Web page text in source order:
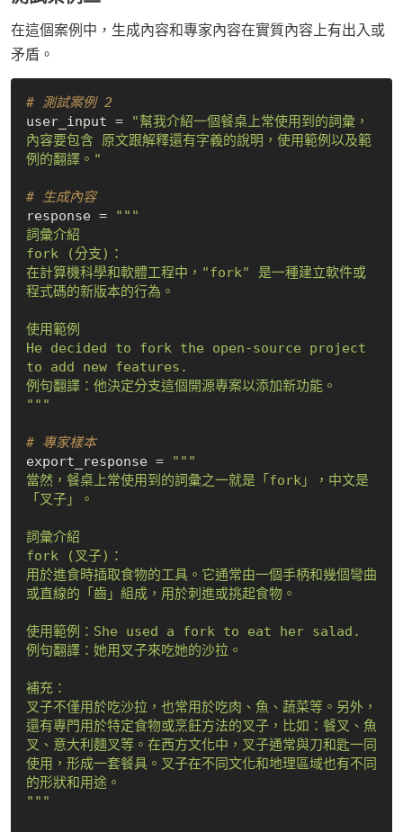
在這個案例中，生成內容和專家內容在實質內容上有出入或
矛盾。
# 測試案例 2
user_input =
"幫我介紹一個餐桌上常使用到的詞彙，
內容要包含 原文跟解釋還有字義的說明，使用範例以及範
例的翻譯。"
# 生成內容
response =
"""
詞彙介紹
fork (分支)：
在計算機科學和軟體工程中，"fork" 是一種建立軟件或
程式碼的新版本的行為。
使用範例
He decided to fork the open-source project
to add new features.
例句翻譯：他決定分支這個開源專案以添加新功能。
"""
# 專家樣本
export_response =
"""
當然，餐桌上常使用到的詞彙之一就是「fork」，中文是
「叉子」。
詞彙介紹
fork (叉子)：
用於進食時插取食物的工具。它通常由一個手柄和幾個彎曲
或直線的「齒」組成，用於刺進或挑起食物。
使用範例：She used a fork to eat her salad.
例句翻譯：她用叉子來吃她的沙拉。
補充：
叉子不僅用於吃沙拉，也常用於吃肉、魚、蔬菜等。另外，
還有專門用於特定食物或烹飪方法的叉子，比如：餐叉、魚
叉、意大利麵叉等。在西方文化中，叉子通常與刀和匙一同
使用，形成一套餐具。叉子在不同文化和地理區域也有不同
的形狀和用途。
"""